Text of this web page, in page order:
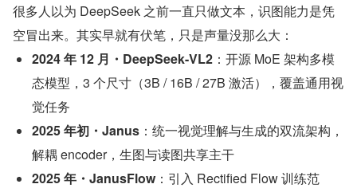
很多人以为 DeepSeek 之前一直只做文本，识图能力是凭
空冒出来。其实早就有伏笔，只是声量没那么大：
2024 年 12 月・DeepSeek-VL2 ：开源 MoE 架构多模
态模型，3 个尺寸（3B / 16B / 27B 激活），覆盖通用视
觉任务
2025 年初・Janus ：统一视觉理解与生成的双流架构，
解耦 encoder，生图与读图共享主干
2025 年・JanusFlow ：引入 Rectified Flow 训练范